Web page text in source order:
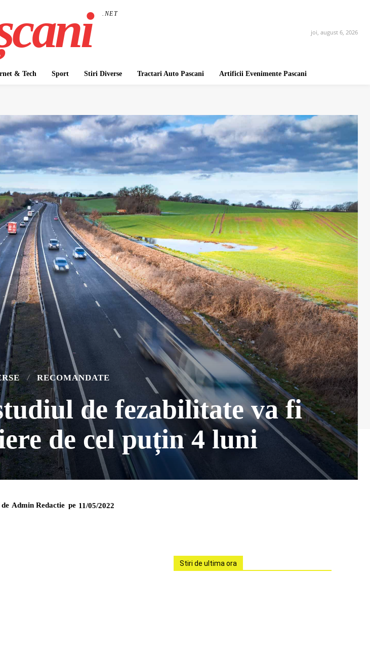
.NET
joi, august 6, 2026
& Tech Sport Stiri Diverse Tractari Auto Pascani Artificii Evenimente Pascani
RECOMANDATE
de fezabilitate va fi
de cel puțin 4 luni
Admin Redactie pe 11/05/2022
Stiri de ultima ora